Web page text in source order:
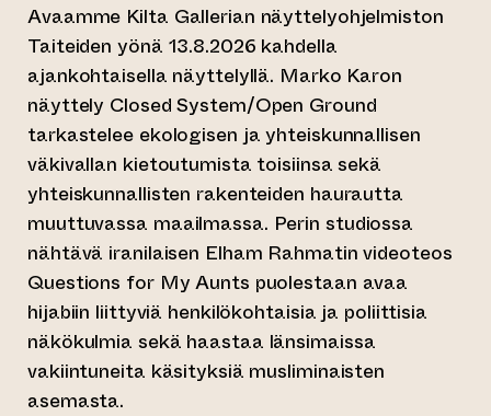
Avaamme Kilta Gallerian näyttelyohjelmiston
Taiteiden yönä 13.8.2026 kahdella
ajankohtaisella näyttelyllä. Marko Karon
näyttely Closed System/Open Ground
tarkastelee ekologisen ja yhteiskunnallisen
väkivallan kietoutumista toisiinsa sekä
yhteiskunnallisten rakenteiden haurautta
muuttuvassa maailmassa. Perin studiossa
nähtävä iranilaisen Elham Rahmatin videoteos
Questions for My Aunts puolestaan avaa
hijabiin liittyviä henkilökohtaisia ja poliittisia
näkökulmia sekä haastaa länsimaissa
vakiintuneita käsityksiä musliminaisten
asemasta.